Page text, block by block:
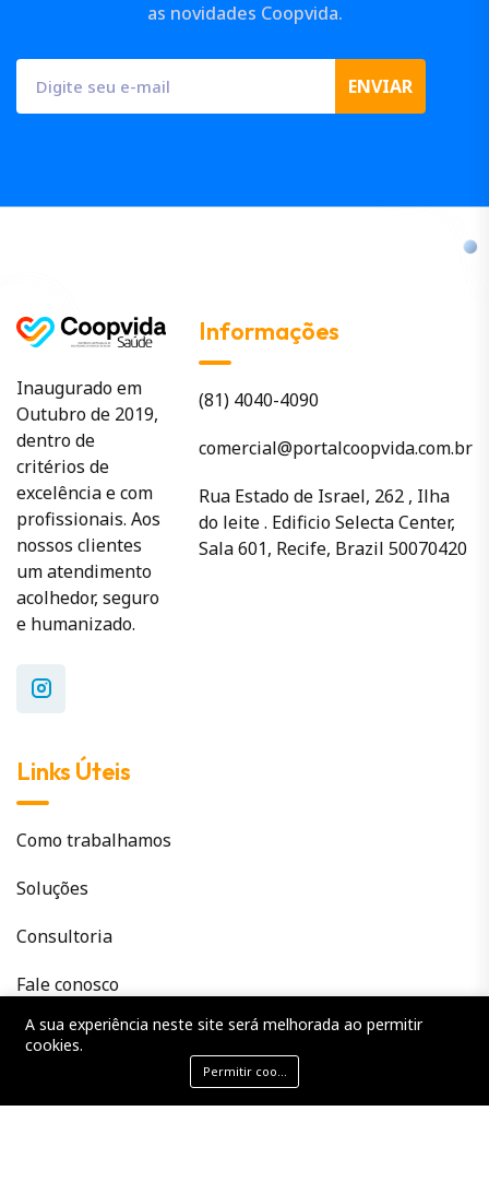
as novidades Coopvida.
ENVIAR
Inaugurado em
Outubro de 2019,
dentro de
critérios de
excelência e com
profissionais. Aos
nossos clientes
um atendimento
acolhedor, seguro
e humanizado.
Informações
(81) 4040-4090
comercial@portalcoopvida.com.br
Rua Estado de Israel, 262 , Ilha
do leite . Edificio Selecta Center,
Sala 601, Recife, Brazil 50070420
Links Úteis
Como trabalhamos
Soluções
Consultoria
Fale conosco
Notícias
A sua experiência neste site será melhorada ao permitir
cookies.
Permitir cookies